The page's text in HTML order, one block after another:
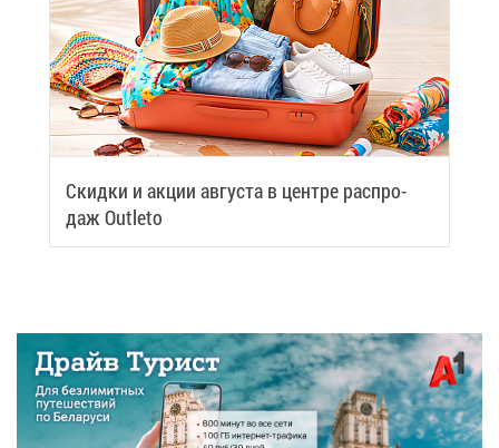
Скид­ки и ак­ции ав­гу­ста в цен­тре рас­про­
даж Outleto